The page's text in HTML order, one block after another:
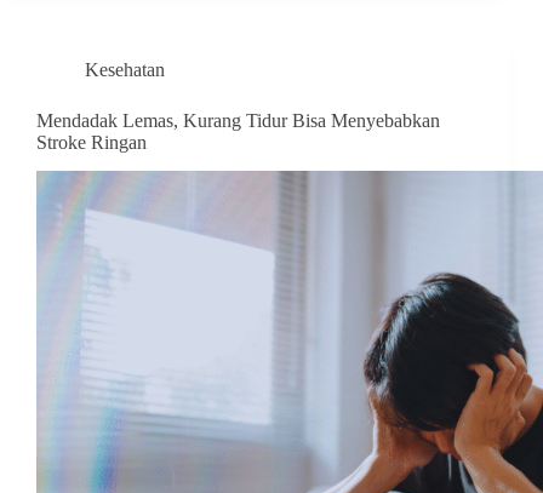
Kesehatan
Mendadak Lemas, Kurang Tidur Bisa Menyebabkan
Stroke Ringan